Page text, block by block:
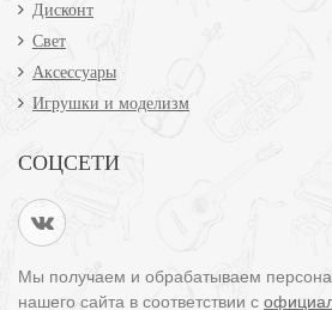
Дисконт
Свет
Аксессуары
Игрушки и моделизм
СОЦСЕТИ
Мы получаем и обрабатываем
нашего сайта в соответствии с